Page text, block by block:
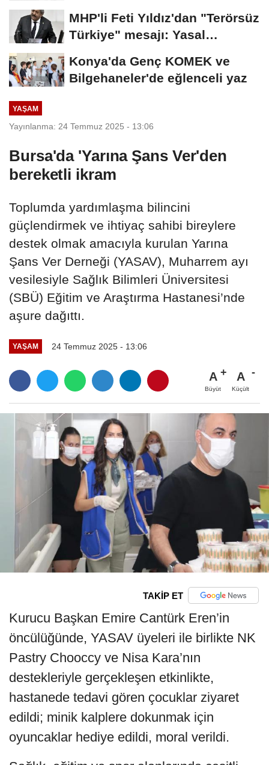
MHP'li Feti Yıldız'dan "Terörsüz
Türkiye" mesajı: Yasal
Konya'da Genç KOMEK ve
Bilgehaneler'de eğlenceli yaz
YAŞAM
Yayınlanma: 24 Temmuz 2025 - 13:06
Bursa'da 'Yarına Şans Ver'den
bereketli ikram
Toplumda yardımlaşma bilincini
güçlendirmek ve ihtiyaç sahibi bireylere
destek olmak amacıyla kurulan Yarına
Şans Ver Derneği (YASAV), Muharrem ayı
vesilesiyle Sağlık Bilimleri Üniversitesi
(SBÜ) Eğitim ve Araştırma Hastanesi’nde
aşure dağıttı.
YAŞAM 24 Temmuz 2025 - 13:06
A
Büyüt
A
Küçült
TAKİP ET
Kurucu Başkan Emire Cantürk Eren’in
öncülüğünde, YASAV üyeleri ile birlikte NK
Pastry Chooccy ve Nisa Kara’nın
destekleriyle gerçekleşen etkinlikte,
hastanede tedavi gören çocuklar ziyaret
edildi; minik kalplere dokunmak için
oyuncaklar hediye edildi, moral verildi.